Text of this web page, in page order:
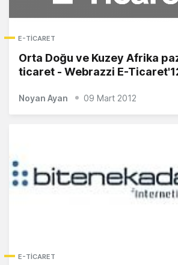
E-TICARET
Orta Doğu ve Kuzey Afrika
ticaret - Webrazzi E-
Noyan Ayan 09 Mart 2012
E-TICARET